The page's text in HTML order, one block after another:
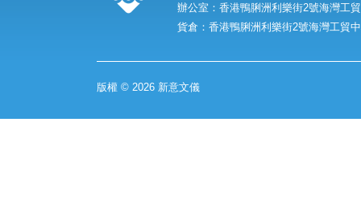
辦公室：香港鴨脷洲利樂街2號海灣工
貨倉：香港鴨脷洲利樂街2號海灣工貿
版權 © 2026 新意文儀